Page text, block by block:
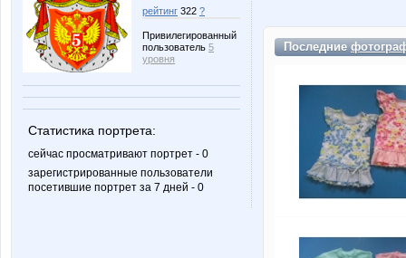
рейтинг 322 ?
Привилегированный
пользователь 5
уровня
Статистика портрета:
сейчас просматривают портрет - 0
зарегистрированные пользователи
посетившие портрет за 7 дней - 0
Последние